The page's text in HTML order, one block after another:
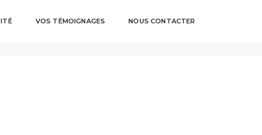
VOS TÉMOIGNAGES NOUS CONTACTER